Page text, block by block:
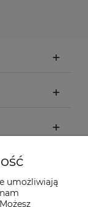
umożliwiają